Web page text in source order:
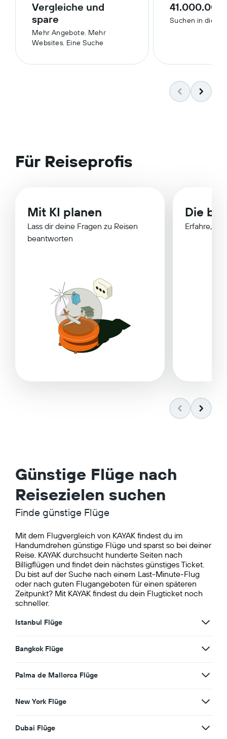
Vergleiche und
spare
Mehr Angebote. Mehr
Websites. Eine Suche
Suchen in
Für Reiseprofis
Mit KI planen
Lass dir deine Fragen zu Reisen
beantworten
Die
Erfahre,
Günstige Flüge nach
Reisezielen suchen
Finde günstige Flüge
Mit dem Flugvergleich von KAYAK findest du im
Handumdrehen günstige Flüge und sparst so bei deiner
Reise. KAYAK durchsucht hunderte Seiten nach
Billigflügen und findet dein nächstes günstiges Ticket.
Du bist auf der Suche nach einem Last-Minute-Flug
oder nach guten Flugangeboten für einen späteren
Zeitpunkt? Mit KAYAK findest du dein Flugticket noch
schneller.
Istanbul Flüge
Bangkok Flüge
Palma de Mallorca Flüge
New York Flüge
Dubai Flüge